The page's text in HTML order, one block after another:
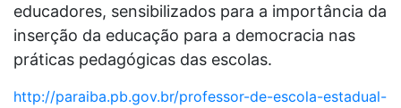
educadores, sensibilizados para a importância da
inserção da educação para a democracia nas
práticas pedagógicas das escolas.
http://paraiba.pb.gov.br/professor-de-escola-estadual-